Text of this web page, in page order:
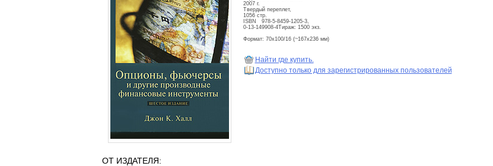
2007 г.
Твердый переплет,
1056 стр.
ISBN 978-5-8459-1205-3,
0-13-149908-4Тираж: 1500 экз.
Формат: 70x100/16 (~167x236 мм)
Найти где купить.
Доступно только для зарегистрированных пользователей
ОТ ИЗДАТЕЛЯ: